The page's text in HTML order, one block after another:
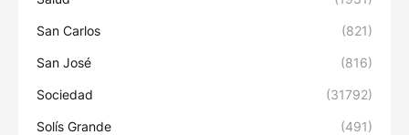
San Carlos (821)
San José (816)
Sociedad (31792)
Solís Grande (491)